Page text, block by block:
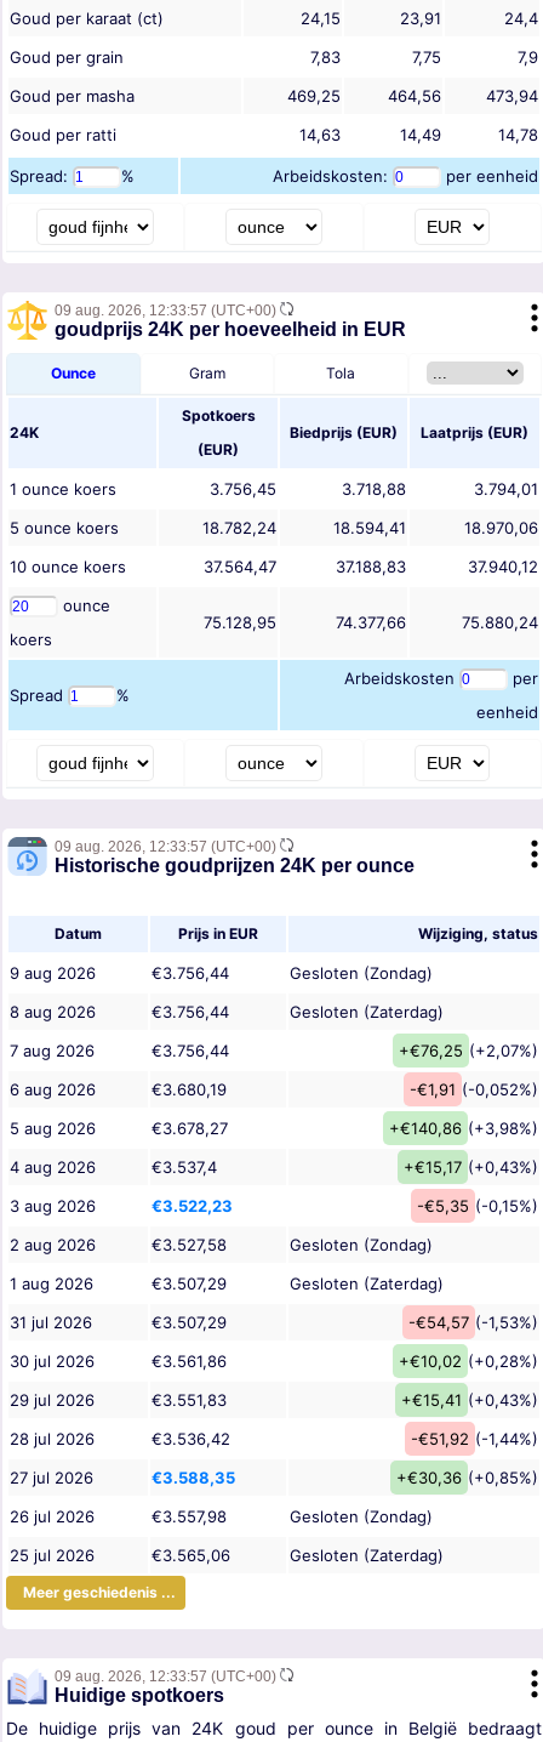
Goud per karaat (ct) 24,15 23,91
24,4
Goud per grain
7,83 7,75
7,9
Goud per masha
469,25 464,56
473,94
Goud per ratti
14,63 14,49 14,78
Spread: % Arbeidskosten: per eenheid
09 aug. 2026, 12:33:57 (UTC+00)
goudprijs 24K per hoeveelheid in EUR
Ounce Gram Tola
24K
Spotkoers
(EUR)
Biedprijs (EUR) Laatprijs (EUR)
1 ounce koers 3.756,45 3.718,88
3.794,01
5 ounce koers 18.782,24 18.594,41
18.970,06
10 ounce koers 37.564,47 37.188,83
37.940,12
ounce
koers
75.128,95 74.377,66 75.880,24
Spread %
Arbeidskosten
per
eenheid
09 aug. 2026, 12:33:57 (UTC+00)
Historische goudprijzen 24K per ounce
Datum Prijs in EUR Wijziging, status
9 aug 2026 €3.756,44
Gesloten (Zondag)
8 aug 2026
€3.756,44
Gesloten (Zaterdag)
7 aug 2026
€3.756,44 +€76,25 (+2,07%)
6 aug 2026
€3.680,19 -€1,91 (-0,052%)
5 aug 2026
€3.678,27 +€140,86 (+3,98%)
4 aug 2026
€3.537,4 +€15,17 (+0,43%)
3 aug 2026
€3.522,23 -€5,35 (-0,15%)
2 aug 2026
€3.527,58
Gesloten (Zondag)
1 aug 2026
€3.507,29
Gesloten (Zaterdag)
31 jul 2026
€3.507,29 -€54,57 (-1,53%)
30 jul 2026
€3.561,86 +€10,02 (+0,28%)
29 jul 2026
€3.551,83 +€15,41 (+0,43%)
28 jul 2026
€3.536,42 -€51,92 (-1,44%)
27 jul 2026
€3.588,35 +€30,36 (+0,85%)
26 jul 2026
€3.557,98
Gesloten (Zondag)
25 jul 2026
€3.565,06 Gesloten (Zaterdag)
Meer geschiedenis ...
09 aug. 2026, 12:33:57 (UTC+00)
Huidige spotkoers
De huidige prijs van 24K goud per ounce in België bedraagt